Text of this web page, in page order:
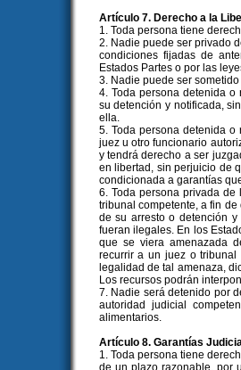
Artículo 7. Derecho a la
1. Toda persona tiene
2. Nadie puede ser privado
condiciones fijadas de
Estados Partes o por las
3. Nadie puede ser
4. Toda persona detenida
su detención y notificada,
ella.
5. Toda persona detenida
juez u otro funcionario
y tendrá derecho a ser
en libertad, sin perjuicio de
condicionada a garantías
6. Toda persona privada
tribunal competente, a fin
de su arresto o detención
fueran ilegales. En los
que se viera amenazada
recurrir a un juez o
legalidad de tal amenaza,
Los recursos podrán
7. Nadie será detenido por
autoridad judicial
alimentarios.
Artículo 8. Garantías
1. Toda persona tiene
de un plazo razonable, por